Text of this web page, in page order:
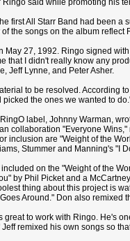
Ringo said while promoting his
first All Starr Band had been
the songs on the album
May 27, 1992. Ringo signed
that I didn't really know any
Jeff Lynne, and Peter Asher.
to be resolved. According
the ones we wanted to
label, Johnny Warman,
collaboration "Everyone
inclusion are "Weight of the
Stummer and Manning's "I
on the "Weight of the
by Phil Picket and a
thing about this project is
Around." Don also
great to work with Ringo. He's
remixed his own songs so